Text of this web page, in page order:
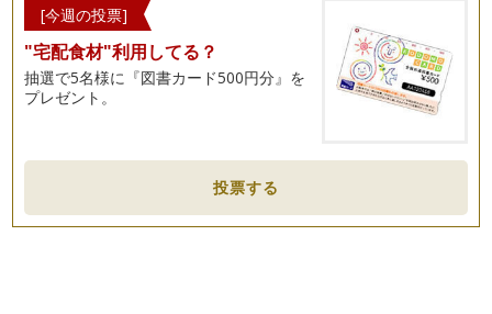
ガミガミ言うのをやめるには？
「早くしなさい！」「何やってるの！」「ほら次はあれしてこ
れして…」 …
子どもの話を聞くコツは？
話せるようになった子どもは、まあよく話すこと。「ママ、マ
お子さんの個性って様々ですね。積極的な子もいれば慎重派も
いるし、泣き虫、怒りん坊、甘えっ子…
[今週の投票]
"宅配食材"利用してる？
抽選で5名様に『図書カード500円分』を
プレゼント。
投票する